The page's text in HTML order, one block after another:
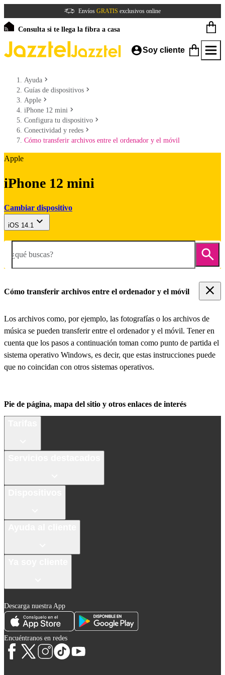
Envíos GRATIS exclusivos online
Consulta si te llega la fibra a casa
Soy cliente
Ayuda
Guías de dispositivos
Apple
iPhone 12 mini
Configura tu dispositivo
Conectividad y redes
Cómo transferir archivos entre el ordenador y el móvil
Apple
iPhone 12 mini
Cambiar dispositivo
iOS 14.1
¿qué buscas?
Cómo transferir archivos entre el ordenador y el móvil
Los archivos como, por ejemplo, las fotografías o los archivos de
música se pueden transferir entre el ordenador y el móvil. Tener en
cuenta que los pasos a continuación toman como punto de partida el
sistema operativo Windows, es decir, que estas instrucciones puede
que no coincidan con otros sistemas operativos.
Pie de página, mapa del sitio y otros enlaces de interés
Descarga nuestra App
Encuéntranos en redes